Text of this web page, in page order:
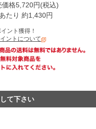
価格5,720円(税込)
たり 約1,430円
ント獲得！
ントについて
て下さい